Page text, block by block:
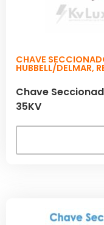
CHAVE
HUBBELL/DELMAR,
Chave
35KV